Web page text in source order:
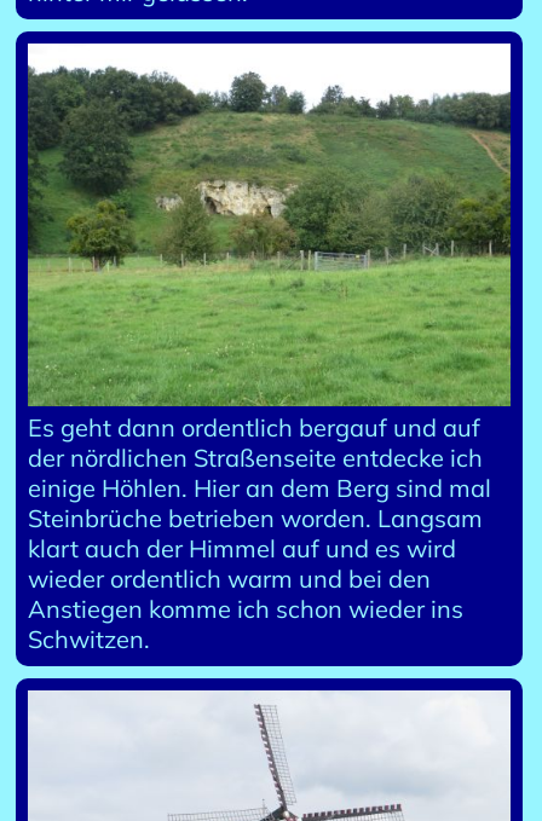
Es geht dann ordentlich bergauf und auf
der nördlichen Straßenseite entdecke ich
einige Höhlen. Hier an dem Berg sind mal
Steinbrüche betrieben worden. Langsam
klart auch der Himmel auf und es wird
wieder ordentlich warm und bei den
Anstiegen komme ich schon wieder ins
Schwitzen.